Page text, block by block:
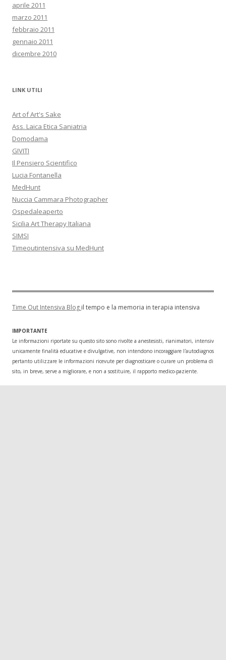
aprile 2011
marzo 2011
febbraio 2011
gennaio 2011
dicembre 2010
LINK UTILI
Art of Art's Sake
Ass. Laica Etica Saniatria
Domodama
GIVITI
Il Pensiero Scientifico
Lucia Fontanella
MedHunt
Nuccia Cammara Photographer
Ospedaleaperto
Sicilia Art Therapy Italiana
SIMSI
Timeoutintensiva su MedHunt
Time Out Intensiva Blog il tempo e la memoria in terapia intensiva
IMPORTANTE
Le informazioni riportate su questo sito sono rivolte a anestesisti, rianimatori,
unicamente finalità educative e divulgative, non intendono incoraggiare l'autodiagnosi o
pertanto utilizzare le informazioni ricevute per diagnosticare o curare un problema di
sito, in breve, serve a migliorare, e non a sostituire, il rapporto medico-paziente.